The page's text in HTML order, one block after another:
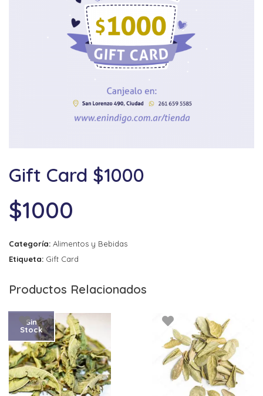
Gift Card $1000
$1000
Categoría: Alimentos y Bebidas
Etiqueta: Gift Card
Productos Relacionados
Sin
Stock